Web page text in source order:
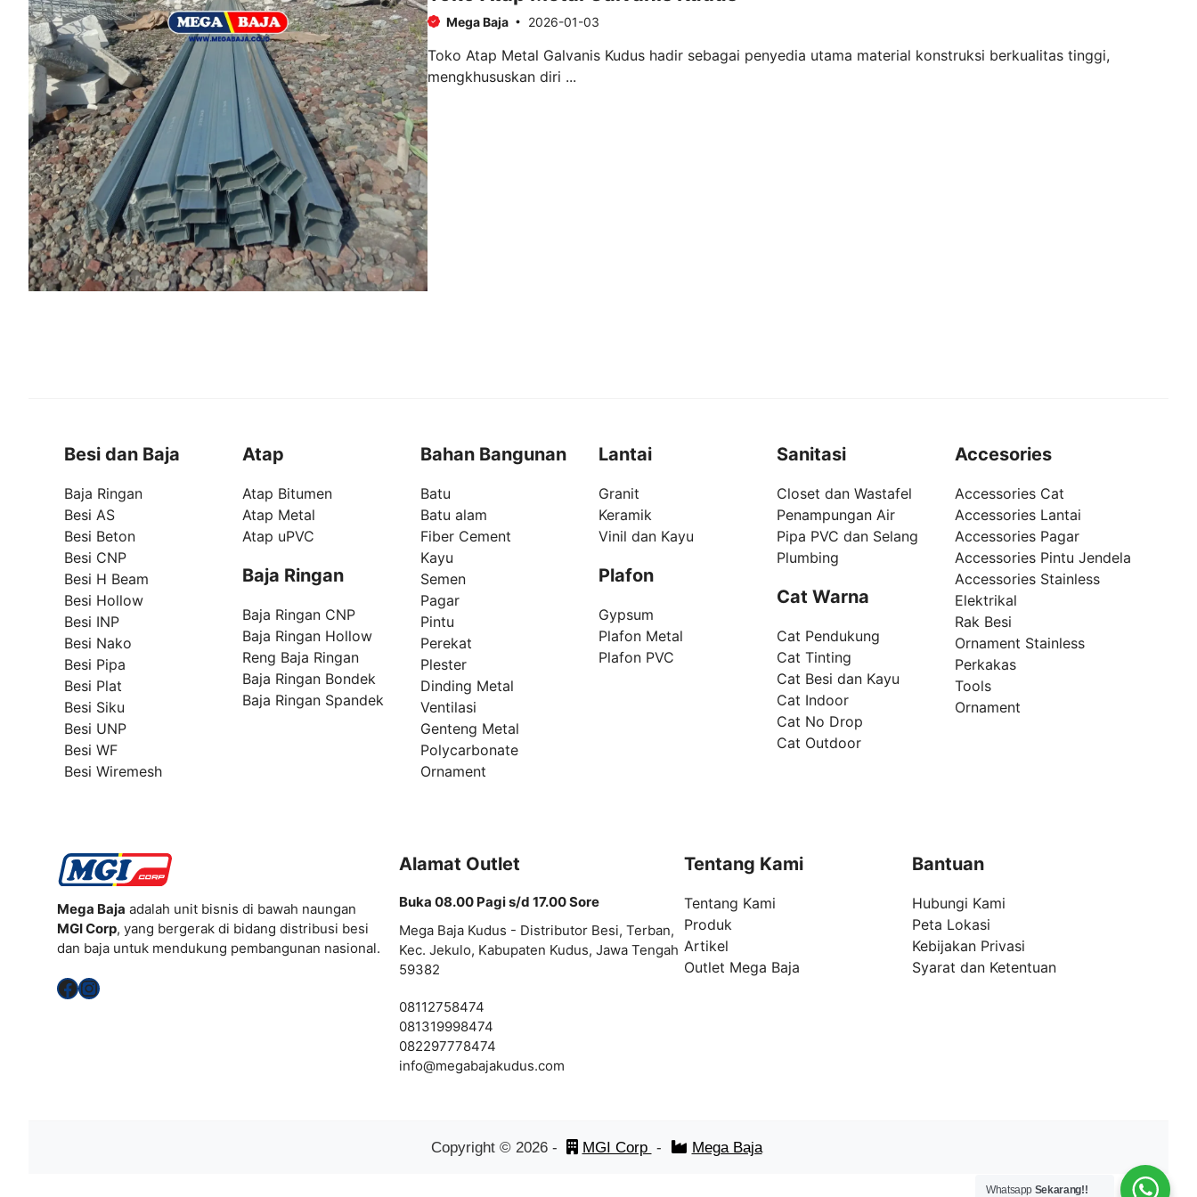
Mega Baja 2026-01-03
Toko Atap Metal Galvanis Kudus hadir sebagai penyedia utama material konstruksi berkualitas tinggi,
mengkhususkan diri ...
Besi dan Baja
Baja Ringan
Besi AS
Besi Beton
Besi CNP
Besi H Beam
Besi Hollow
Besi INP
Besi Nako
Besi Pipa
Besi Plat
Besi Siku
Besi UNP
Besi WF
Besi Wiremesh
Atap
Atap Bitumen
Atap Metal
Atap uPVC
Baja Ringan
Baja Ringan CNP
Baja Ringan Hollow
Reng Baja Ringan
Baja Ringan Bondek
Baja Ringan Spandek
Bahan Bangunan
Batu
Batu alam
Fiber Cement
Kayu
Semen
Pagar
Pintu
Perekat
Plester
Dinding Metal
Ventilasi
Genteng Metal
Polycarbonate
Ornament
Lantai
Granit
Keramik
Vinil dan Kayu
Plafon
Gypsum
Plafon Metal
Plafon PVC
Sanitasi
Closet dan Wastafel
Penampungan Air
Pipa PVC dan Selang
Plumbing
Cat Warna
Cat Pendukung
Cat Tinting
Cat Besi dan Kayu
Cat Indoor
Cat No Drop
Cat Outdoor
Accesories
Accessories Cat
Accessories Lantai
Accessories Pagar
Accessories Pintu Jendela
Accessories Stainless
Elektrikal
Rak Besi
Ornament Stainless
Perkakas
Tools
Ornament
Mega Baja adalah unit bisnis di bawah naungan
MGI Corp, yang bergerak di bidang distribusi besi
dan baja untuk mendukung pembangunan nasional.
Facebook
Instagram
Alamat Outlet
Buka 08.00 Pagi s/d 17.00 Sore
Mega Baja Kudus - Distributor Besi, Terban,
Kec. Jekulo, Kabupaten Kudus, Jawa Tengah
59382
08112758474
081319998474
082297778474
info@megabajakudus.com
Tentang Kami
Tentang Kami
Produk
Artikel
Outlet Mega Baja
Bantuan
Hubungi Kami
Peta Lokasi
Kebijakan Privasi
Syarat dan Ketentuan
Copyright © 2026- MGI Corp - Mega Baja
Whatsapp Sekarang!!